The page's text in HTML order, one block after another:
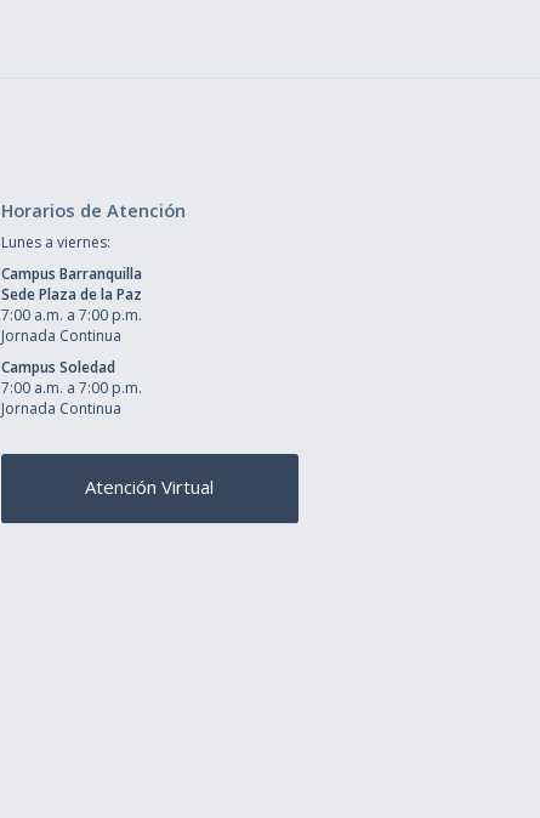
Horarios de Atención
Lunes a viernes:
Campus Barranquilla
Sede Plaza de la Paz
7:00 a.m. a 7:00 p.m.
Jornada Continua
Campus Soledad
7:00 a.m. a 7:00 p.m.
Jornada Continua
Atención Virtual